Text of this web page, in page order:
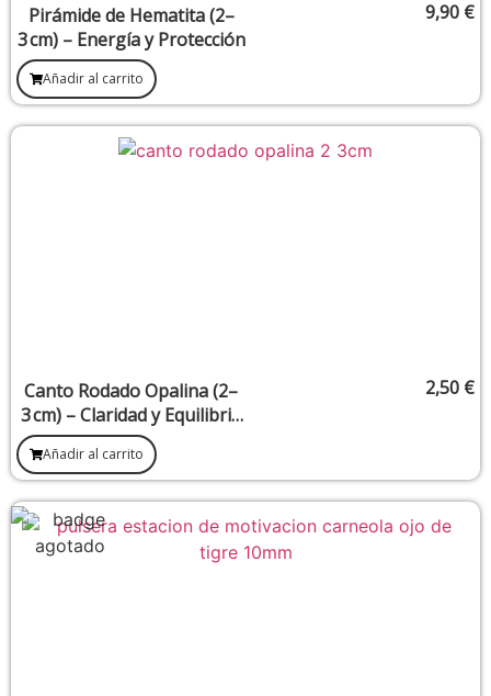
Pirámide de Hematita (2–
3 cm) – Energía y Protección
9,90 €
Añadir al carrito
Canto Rodado Opalina (2–
3 cm) – Claridad y Equilibrio
Emocional
2,50 €
Añadir al carrito